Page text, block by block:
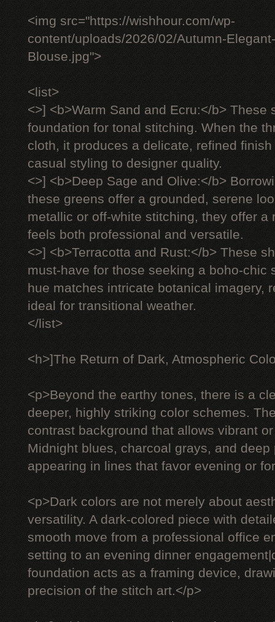
<img src="https://wishhour.com/wp-
content/uploads/2026/02/Autumn-
Blouse.jpg">
<list>
<>] <b>Warm Sand and Ecru:</b>
foundation for tonal stitching. When the
cloth, it produces a delicate, refined
casual styling to designer quality.
<>] <b>Deep Sage and Olive:</b>
these greens offer a grounded, serene
metallic or off-white stitching, they offer a
feels both professional and versatile.
<>] <b>Terracotta and Rust:</b> These
must-have for those seeking a boho-chic
hue matches intricate botanical imagery,
ideal for transitional weather.
</list>
<h>]The Return of Dark, Atmospheric
<p>Beyond the earthy tones, there is a
deeper, highly striking color schemes.
contrast background that allows vibrant
Midnight blues, charcoal grays, and
appearing in lines that favor evening or
<p>Dark colors are not merely about
versatility. A dark-colored piece with
smooth move from a professional office
setting to an evening dinner
foundation acts as a framing device,
precision of the stitch art.</p>